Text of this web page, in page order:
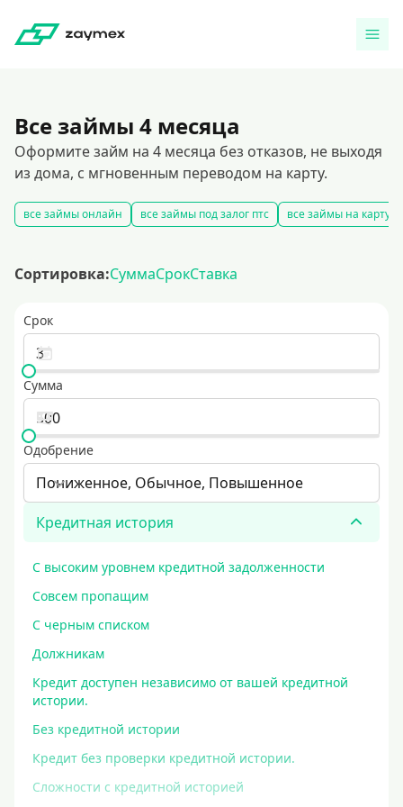
Все займы 4 месяца
Оформите займ на 4 месяца без отказов, не выходя
из дома, с мгновенным переводом на карту.
все займы онлайн все займы под залог птс все займы на карту
Сортировка:СуммаСрокСтавка
Срок
Сумма
Одобрение
Пониженное, Обычное, Повышенное
Кредитная история
С высоким уровнем кредитной задолженности
Совсем пропащим
С черным списком
Должникам
Кредит доступен независимо от вашей кредитной
истории.
Без кредитной истории
Кредит без проверки кредитной истории.
Сложности с кредитной историей